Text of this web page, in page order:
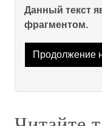
Данный текст
фрагментом.
Продолжение